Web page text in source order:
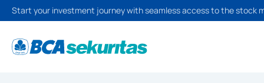
Start your investment journey with seamless access to the stock